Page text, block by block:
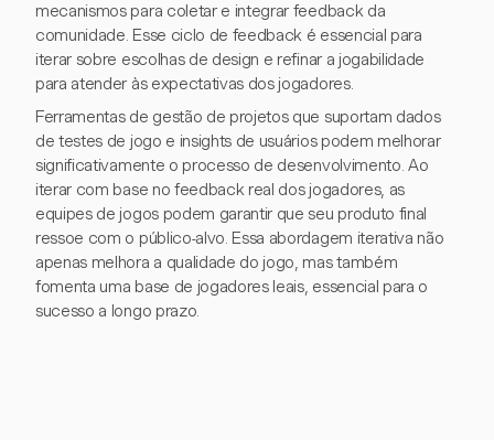
mecanismos para coletar e integrar feedback da
comunidade. Esse ciclo de feedback é essencial para
iterar sobre escolhas de design e refinar a jogabilidade
para atender às expectativas dos jogadores.
Ferramentas de gestão de projetos que suportam dados
de testes de jogo e insights de usuários podem melhorar
significativamente o processo de desenvolvimento. Ao
iterar com base no feedback real dos jogadores, as
equipes de jogos podem garantir que seu produto final
ressoe com o público-alvo. Essa abordagem iterativa não
apenas melhora a qualidade do jogo, mas também
fomenta uma base de jogadores leais, essencial para o
sucesso a longo prazo.